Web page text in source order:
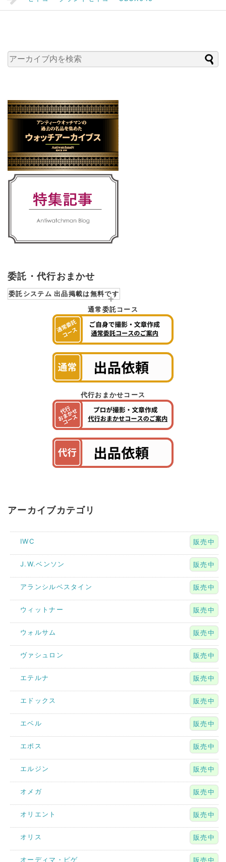
委託・代行おまかせ
委託システム 出品掲載は無料です
通常委託コース
代行おまかせコース
アーカイブカテゴリ
IWC 販売中
J.W.ベンソン 販売中
アランシルベスタイン 販売中
ウィットナー 販売中
ウォルサム 販売中
ヴァシュロン 販売中
エテルナ 販売中
エドックス 販売中
エベル 販売中
エポス 販売中
エルジン 販売中
オメガ 販売中
オリエント 販売中
オリス 販売中
オーディマ・ピゲ 販売中